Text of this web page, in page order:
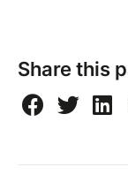
Share this